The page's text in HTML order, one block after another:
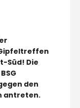
Süd! Die
den
antreten.